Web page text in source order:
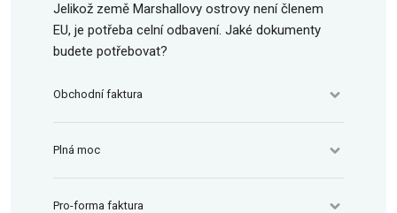
Jelikož země Marshallovy ostrovy není členem
EU, je potřeba celní odbavení. Jaké dokumenty
budete potřebovat?
Obchodní faktura
Plná moc
Pro-forma faktura